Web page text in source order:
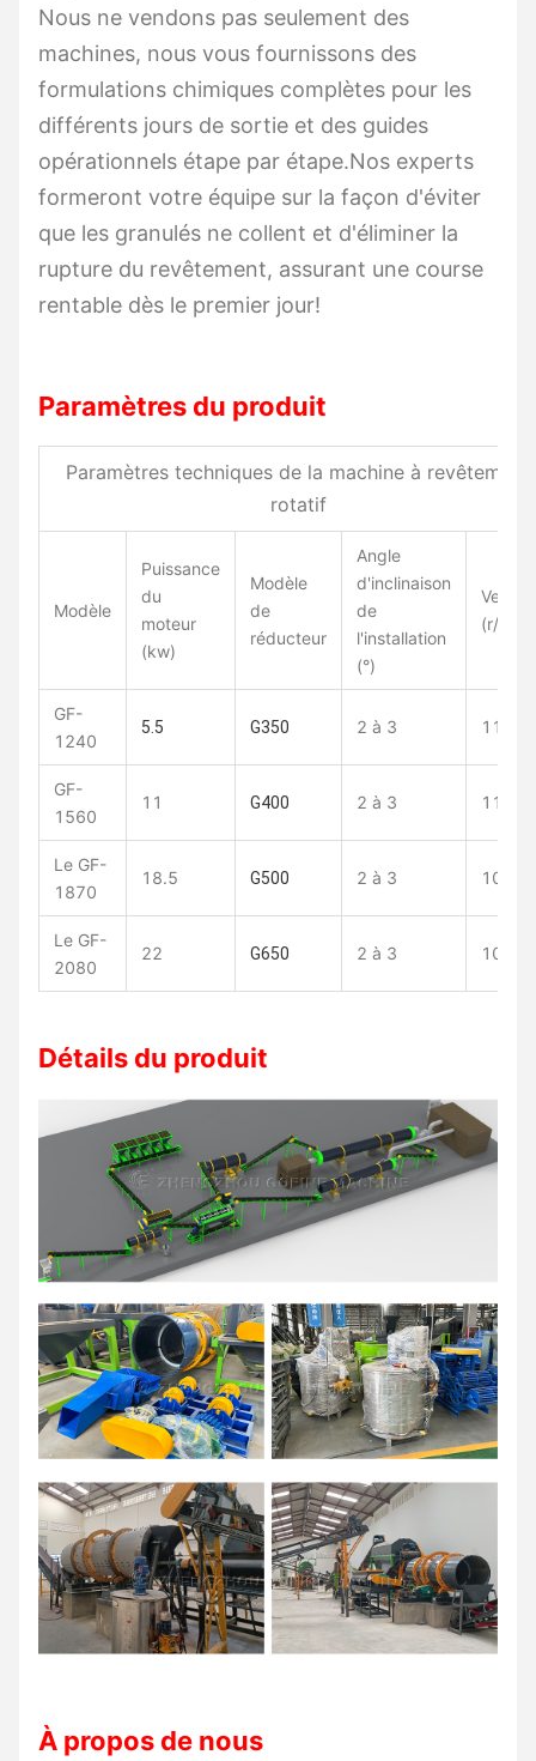
Nous ne vendons pas seulement des
machines, nous vous fournissons des
formulations chimiques complètes pour les
différents jours de sortie et des guides
opérationnels étape par étape.Nos experts
formeront votre équipe sur la façon d'éviter
que les granulés ne collent et d'éliminer la
rupture du revêtement, assurant une course
rentable dès le premier jour!
Paramètres du produit
Paramètres techniques de la machine à revêtement
rotatif
Modèle
Puissance
du
moteur
(kw)
Modèle
de
réducteur
Angle
d'inclinaison
de
l'installation
(°)
(r/min)
GF-
1240
5.5 G350 2 à 3 11
GF-
1560
11 G400 2 à 3 11
Le GF-
1870
18.5 G500 2 à 3 10
Le GF-
2080
22 G650 2 à 3 10
Détails du produit
À propos de nous